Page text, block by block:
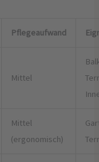
Pflegeaufwand
Mittel
Mittel
(ergonomisch)